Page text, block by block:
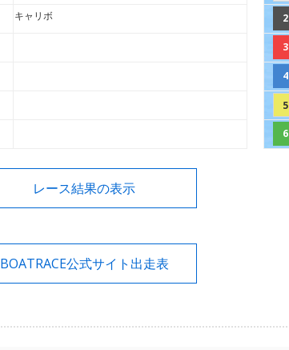
キャリボ
2
3
4
5
6
レース結果の表示
BOATRACE公式サイト出走表